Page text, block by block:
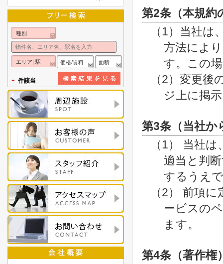
第2条（本規約
（1）当社
方法によ
す。この
（2）変更
ジ上に掲
第3条（当社か
（1） 当社
適当と判
するうえ
（2） 前項
ービスの
ます。
第4条（著作権
種別
エリア| 駅 価格/賃料 面積
- 件該当